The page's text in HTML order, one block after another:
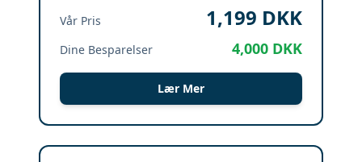
Vår Pris 1,199 DKK
Dine Besparelser 4,000 DKK
Lær Mer